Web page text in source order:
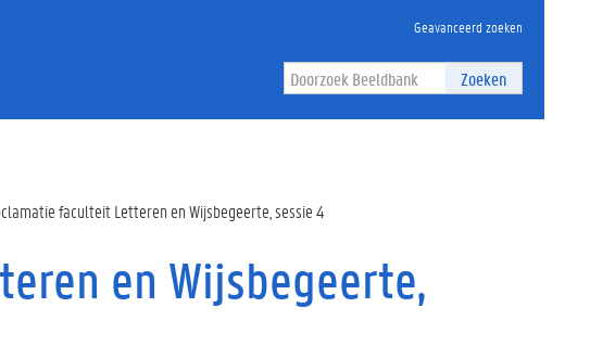
Geavanceerd zoeken
Zoeken
faculteit Letteren en Wijsbegeerte, sessie 4
en Wijsbegeerte,